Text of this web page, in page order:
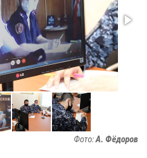
Фото:А. Фёдоров